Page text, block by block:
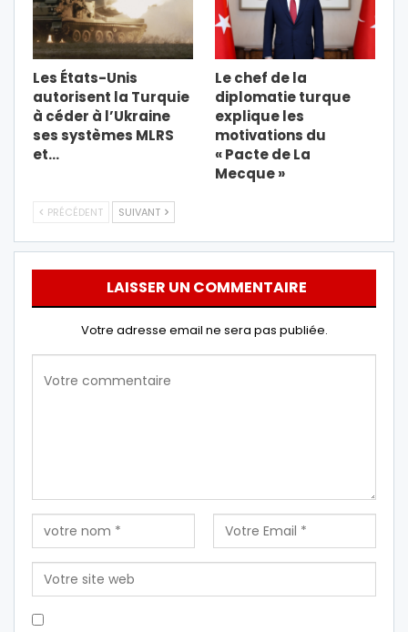
Les États-Unis
autorisent la Turquie
à céder à l’Ukraine
ses systèmes MLRS
et…
Le chef de la
diplomatie turque
explique les
motivations du
« Pacte de La
Mecque »
PRÉCÉDENT SUIVANT
LAISSER UN COMMENTAIRE
Votre adresse email ne sera pas publiée.